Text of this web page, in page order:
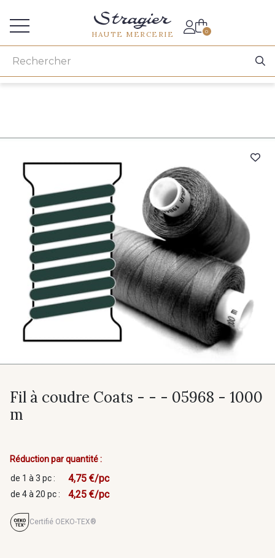
HAUTE MERCERIE 0
Fil à coudre Coats - - - 05968 - 1000
m
Réduction par quantité :
de 1 à 3 pc :
4,75 €/pc
de 4 à 20 pc : 4,25 €/pc
Certifié OEKO-TEX®